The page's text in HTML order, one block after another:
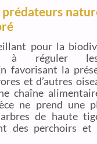
pour la
à réguler
favorisant la
et d’autres
chaîne
ne prend une
de haute
des perchoirs et